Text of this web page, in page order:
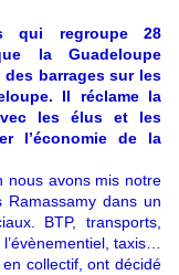
qui regroupe 28
la Guadeloupe
des barrages sur les
Il réclame la
les élus et les
l’économie de la
nous avons mis notre
Ramassamy dans un
BTP, transports,
taxis…
collectif, ont décidé